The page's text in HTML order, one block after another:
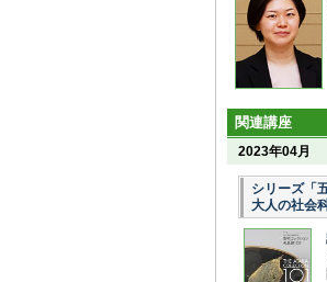
関連講座
2023年04月
シリーズ「
大人の社会